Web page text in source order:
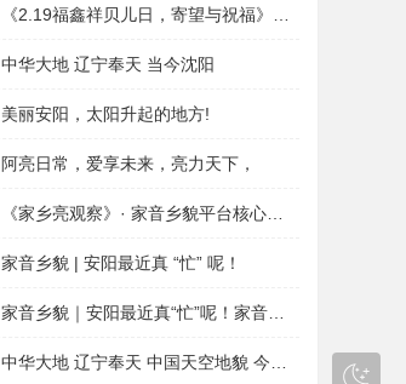
中华大地 辽宁奉天 当今沈阳
美丽安阳，太阳升起的地方!
阿亮日常，爱享未来，亮力天下，
家音乡貌 | 安阳最近真 “忙” 呢！